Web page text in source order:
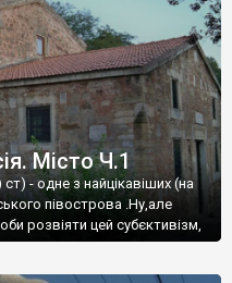
Місто Ч.1
- одне з найцікавіших (на
півострова .Ну,але
розвіяти цей субєктивізм,